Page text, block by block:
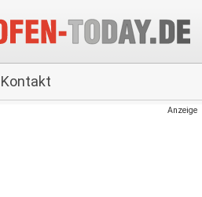
Kontakt
Anzeige